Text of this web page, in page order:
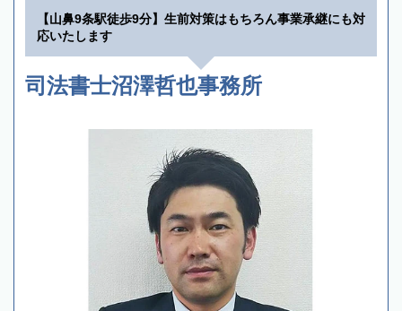
【山鼻9条駅徒歩9分】生前対策はもちろん事業承継にも対
応いたします
司法書士沼澤哲也事務所